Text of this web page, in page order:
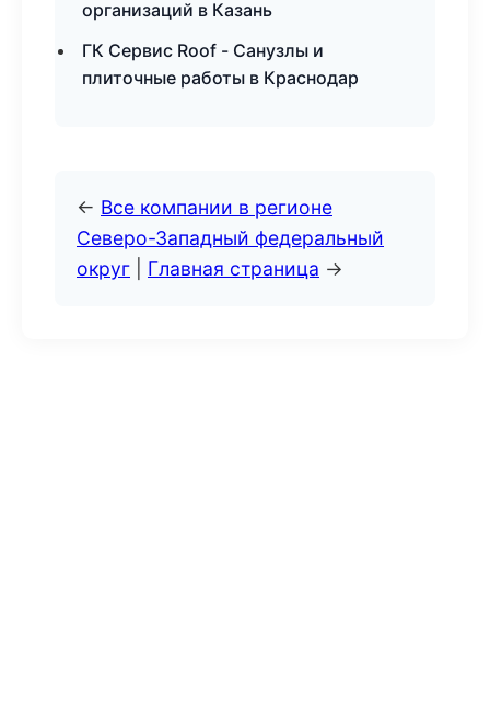
организаций в Казань
ГК Сервис Roof - Санузлы и
плиточные работы в Краснодар
← Все компании в регионе
Северо-Западный федеральный
округ
Главная страница →